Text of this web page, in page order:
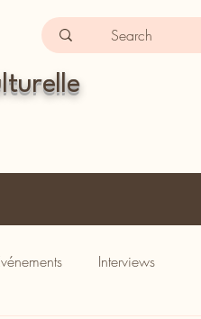
Interviews